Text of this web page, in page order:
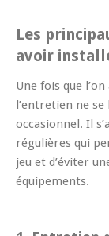
Les
avoir
Une fois que
l’entretien ne
occasionnel. Il
régulières qui
jeu et d’éviter
équipements.